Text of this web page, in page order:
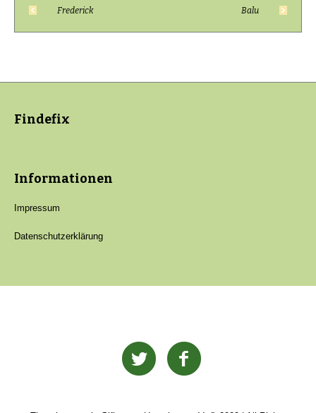
Frederick Balu
Findefix
Informationen
Impressum
Datenschutzerklärung